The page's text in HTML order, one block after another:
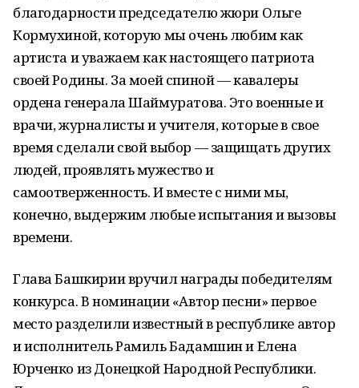
благодарности председателю жюри Ольге
Кормухиной, которую мы очень любим как
артиста и уважаем как настоящего патриота
своей Родины. За моей спиной — кавалеры
ордена генерала Шаймуратова. Это военные и
врачи, журналисты и учителя, которые в свое
время сделали свой выбор — защищать других
людей, проявлять мужество и
самоотверженность. И вместе с ними мы,
конечно, выдержим любые испытания и вызовы
времени.
Глава Башкирии вручил награды победителям
конкурса. В номинации «Автор песни» первое
место разделили известный в республике автор
и исполнитель Рамиль Бадамшин и Елена
Юрченко из Донецкой Народной Республики.